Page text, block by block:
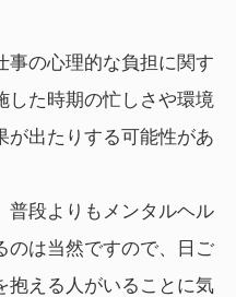
事の心理的な負担に関す
した時期の忙しさや環境
が出たりする可能性があ
普段よりもメンタルヘル
のは当然ですので、日ご
抱える人がいることに気